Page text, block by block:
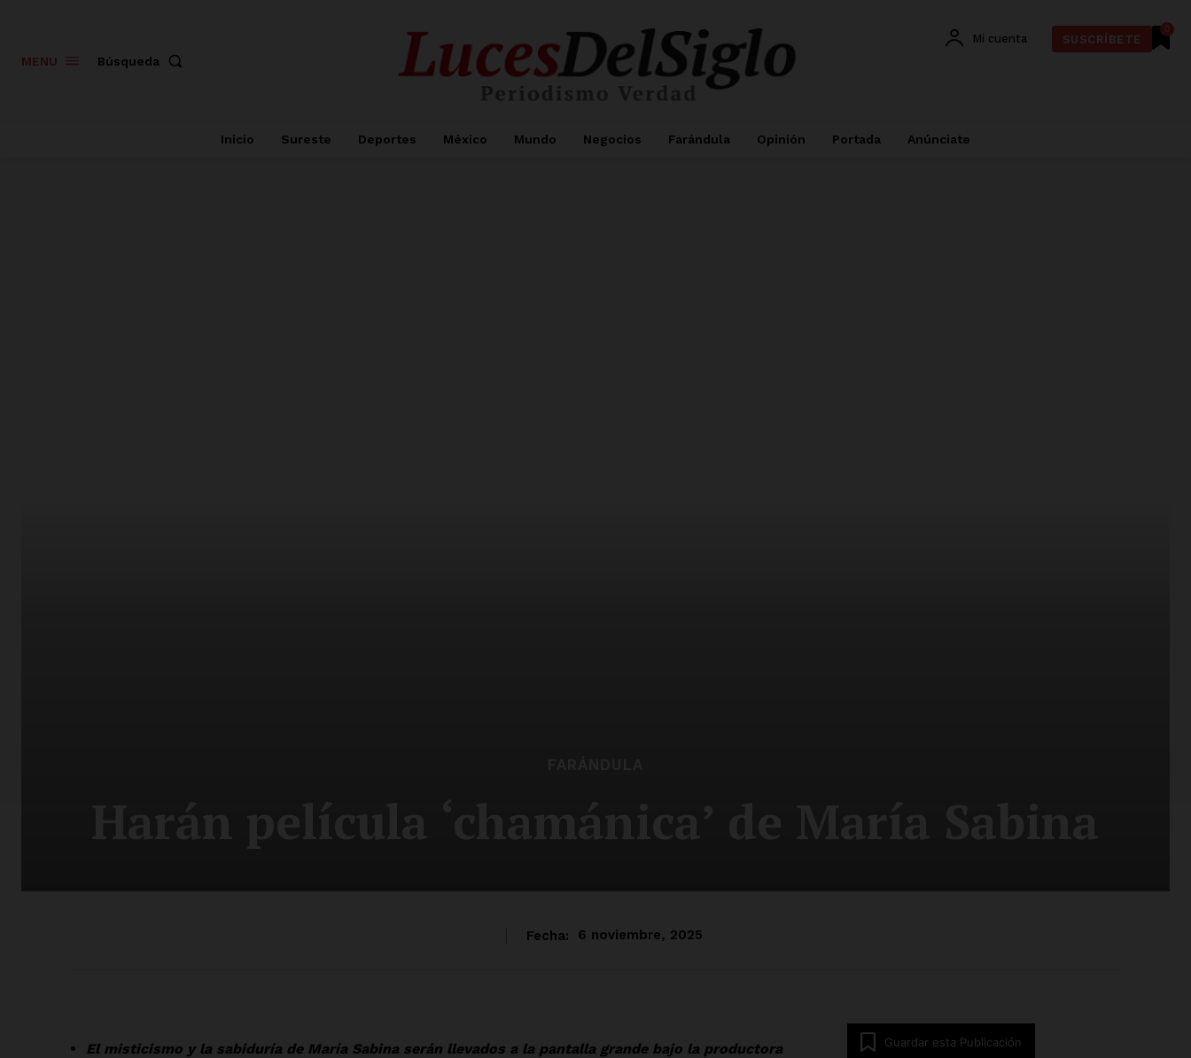
MENU Búsqueda
0
Mi cuenta SUSCRÍBETE
Inicio Sureste Deportes México Mundo Negocios Farándula Opinión Portada Anúnciate
Fecha: 6 noviembre, 2025
El misticismo y la sabiduría de María Sabina serán llevados a la pantalla grande bajo la productora
Guardar esta Publicación